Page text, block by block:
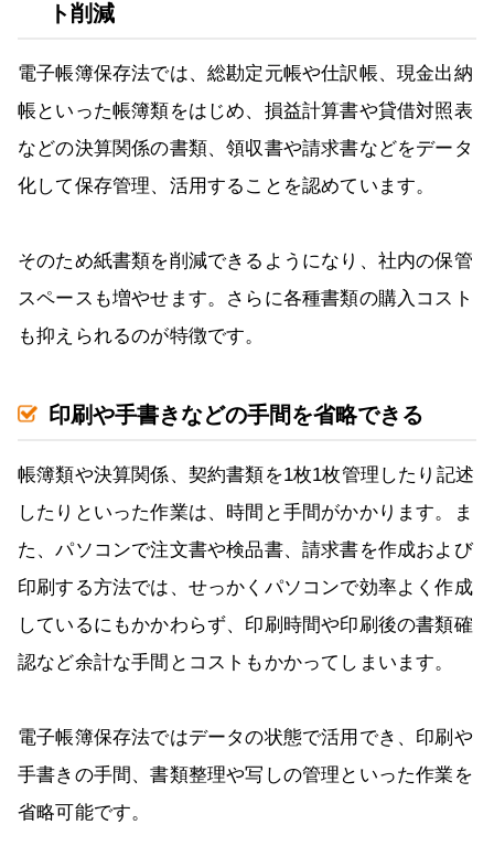
ト削減
電子帳簿保存法では、総勘定元帳や仕訳帳、現金出納
帳といった帳簿類をはじめ、損益計算書や貸借対照表
などの決算関係の書類、領収書や請求書などをデータ
化して保存管理、活用することを認めています。
そのため紙書類を削減できるようになり、社内の保管
スペースも増やせます。さらに各種書類の購入コスト
も抑えられるのが特徴です。
印刷や手書きなどの手間を省略できる
帳簿類や決算関係、契約書類を1枚1枚管理したり記述
したりといった作業は、時間と手間がかかります。ま
た、パソコンで注文書や検品書、請求書を作成および
印刷する方法では、せっかくパソコンで効率よく作成
しているにもかかわらず、印刷時間や印刷後の書類確
認など余計な手間とコストもかかってしまいます。
電子帳簿保存法ではデータの状態で活用でき、印刷や
手書きの手間、書類整理や写しの管理といった作業を
省略可能です。